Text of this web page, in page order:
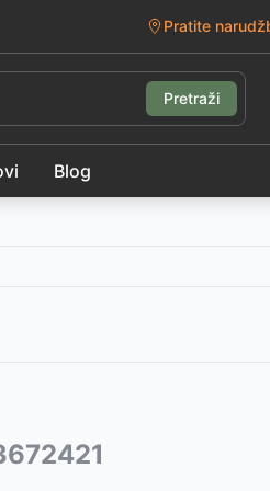
Pratite
Pretraži
Blog